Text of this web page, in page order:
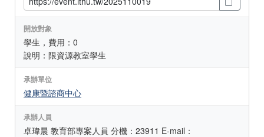
開放對象
學生，費用：0
說明：限資源教室學生
承辦單位
健康暨諮商中心
承辦人員
卓瑋晨 教育部專案人員 分機：23911 E-mail：